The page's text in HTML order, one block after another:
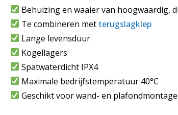
Behuizing en waaier van hoogwaardig,
Te combineren met terugslagklep
Lange levensduur
Kogellagers
Spatwaterdicht IPX4
Maximale bedrijfstemperatuur 40°C
Geschikt voor wand- en plafondmontage